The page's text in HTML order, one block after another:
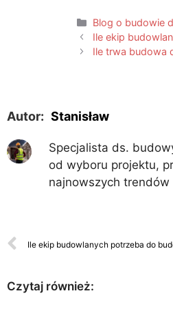
Blog o budowie
Ile ekip
Ile trwa budowa
Autor: Stanisław
Specjalista ds.
od wyboru projektu,
najnowszych
Ile ekip budowlanych potrzeba do
Czytaj również: